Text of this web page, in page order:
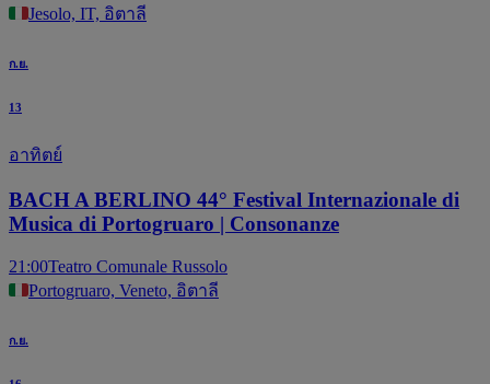
Jesolo, IT, อิตาลี
ก.ย.
13
อาทิตย์
BACH A BERLINO 44° Festival Internazionale di
Musica di Portogruaro | Consonanze
21:00Teatro Comunale Russolo
Portogruaro, Veneto, อิตาลี
ก.ย.